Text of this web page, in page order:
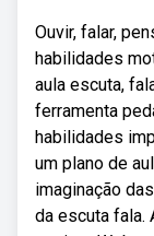
Ouvir, falar,
habilidades
aula escuta,
ferramenta
habilidades
um plano de
imaginação
da escuta fala.